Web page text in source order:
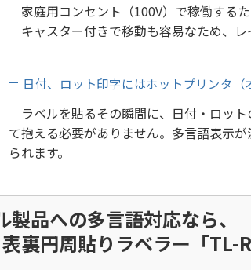
家庭用コンセント（100V）で稼働する
キャスター付きで移動も容易なため、レ
日付、ロット印字にはホットプリンタ（
ラベルを貼るその瞬間に、日付・ロッ
て抱える必要がありません。多言語表示
られます。
製品への多言語対応なら、
裏円周貼りラベラー「TL-